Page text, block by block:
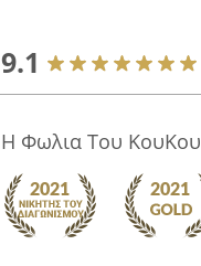
9.1
Η Φωλια Του ΚουΚου